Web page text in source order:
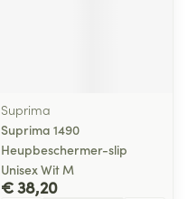
Suprima
Suprima 1490
Heupbeschermer-slip
Unisex Wit M
€ 38,20